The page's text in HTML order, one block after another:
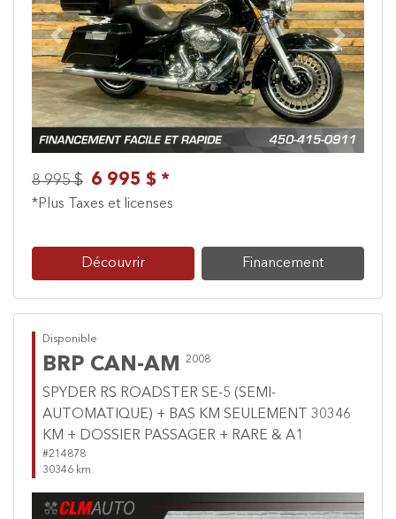
Previous Next
8 995 $ 6 995 $ *
*Plus Taxes et licenses
Découvrir Financement
Disponible
BRP CAN-AM 2008
SPYDER RS ROADSTER SE-5 (SEMI-
AUTOMATIQUE) + BAS KM SEULEMENT 30346
KM + DOSSIER PASSAGER + RARE & A1
#214878
30346 km